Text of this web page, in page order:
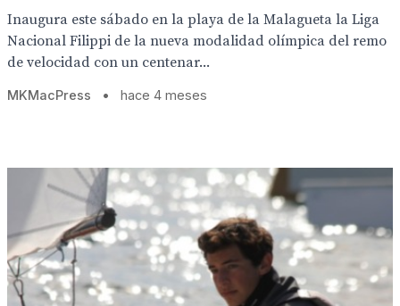
Inaugura este sábado en la playa de la Malagueta la Liga
Nacional Filippi de la nueva modalidad olímpica del remo
de velocidad con un centenar...
MKMacPress • hace 4 meses